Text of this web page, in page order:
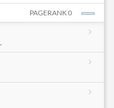
PAGERANK 0